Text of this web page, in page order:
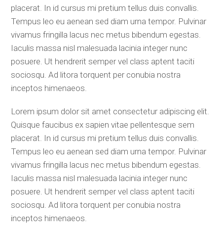
placerat. In id cursus mi pretium tellus duis convallis.
Tempus leo eu aenean sed diam urna tempor. Pulvinar
vivamus fringilla lacus nec metus bibendum egestas.
Iaculis massa nisl malesuada lacinia integer nunc
posuere. Ut hendrerit semper vel class aptent taciti
sociosqu. Ad litora torquent per conubia nostra
inceptos himenaeos.
Lorem ipsum dolor sit amet consectetur adipiscing elit.
Quisque faucibus ex sapien vitae pellentesque sem
placerat. In id cursus mi pretium tellus duis convallis.
Tempus leo eu aenean sed diam urna tempor. Pulvinar
vivamus fringilla lacus nec metus bibendum egestas.
Iaculis massa nisl malesuada lacinia integer nunc
posuere. Ut hendrerit semper vel class aptent taciti
sociosqu. Ad litora torquent per conubia nostra
inceptos himenaeos.